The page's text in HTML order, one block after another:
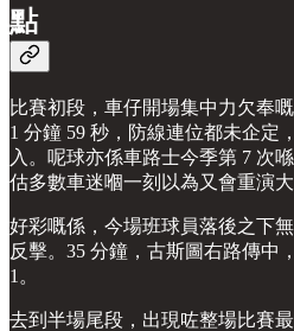
點
比賽初段，車仔開場集中力欠奉
1 分鐘 59 秒，防線連位都未企定
入。呢球亦係車路士今季第 7 次
估多數車迷嗰一刻以為又會重演大
好彩嘅係，今場班球員落後之下
反擊。35 分鐘，古斯圖右路傳中
1。
去到半場尾段，出現咗整場比賽